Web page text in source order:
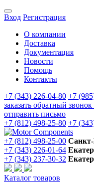
Вход Регистрация
О компании
Доставка
Документация
Новости
Помощь
Контакты
+7 (343) 226-04-80 +7
заказать обратный звонок
отправить письмо
+7 (812) 498-25-80 +7
+7 (812) 498-25-00 Санкт-
+7 (343) 226-01-64
+7 (343) 237-30-32
Каталог товаров